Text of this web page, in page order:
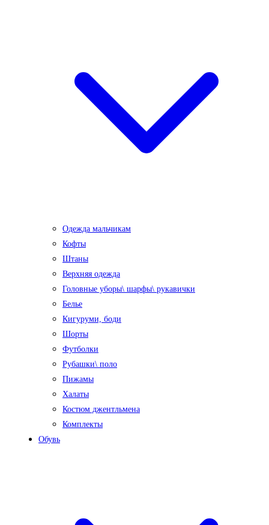
Одежда мальчикам
Кофты
Штаны
Верхняя одежда
Головные уборы\ шарфы\ рукавички
Белье
Кигуруми, боди
Шорты
Футболки
Рубашки\ поло
Пижамы
Халаты
Костюм джентльмена
Комплекты
Обувь